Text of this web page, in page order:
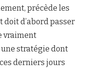
précède les
d’abord passer
vraiment
stratégie dont
derniers jours